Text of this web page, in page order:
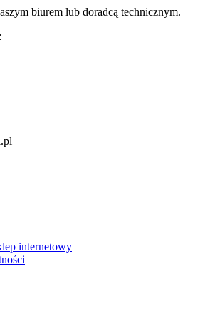
biurem lub doradcą technicznym.
internetowy